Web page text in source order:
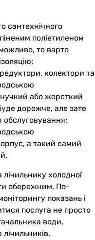
сантехнічного
поліетиленом
то варто
колектори та
або жорсткий
дорожче, але зате
а такий самий
холодної
обережним. По-
показань і
послуга не просто
води,